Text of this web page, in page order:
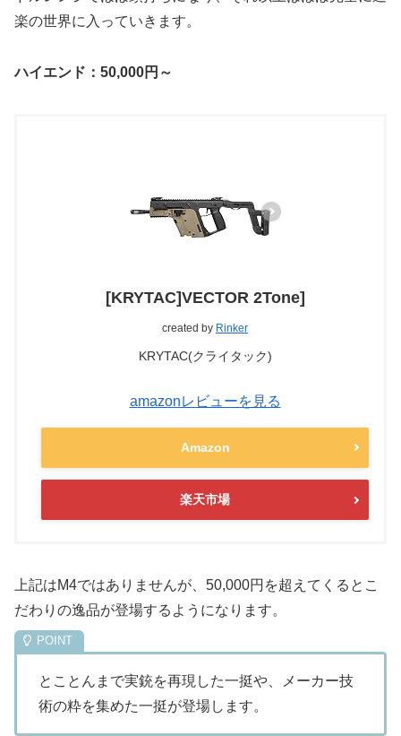
楽の世界に入っていきます。
ハイエンド：50,000円～
[KRYTAC]VECTOR 2Tone]
created by Rinker
KRYTAC(クライタック)
amazonレビューを見る
Amazon
楽天市場
上記はM4ではありませんが、50,000円を超えてくると こ
だわりの逸品が登場するようになります。
とことんまで実銃を再現した一挺や、メーカー技
術の粋を集めた一挺が登場します。